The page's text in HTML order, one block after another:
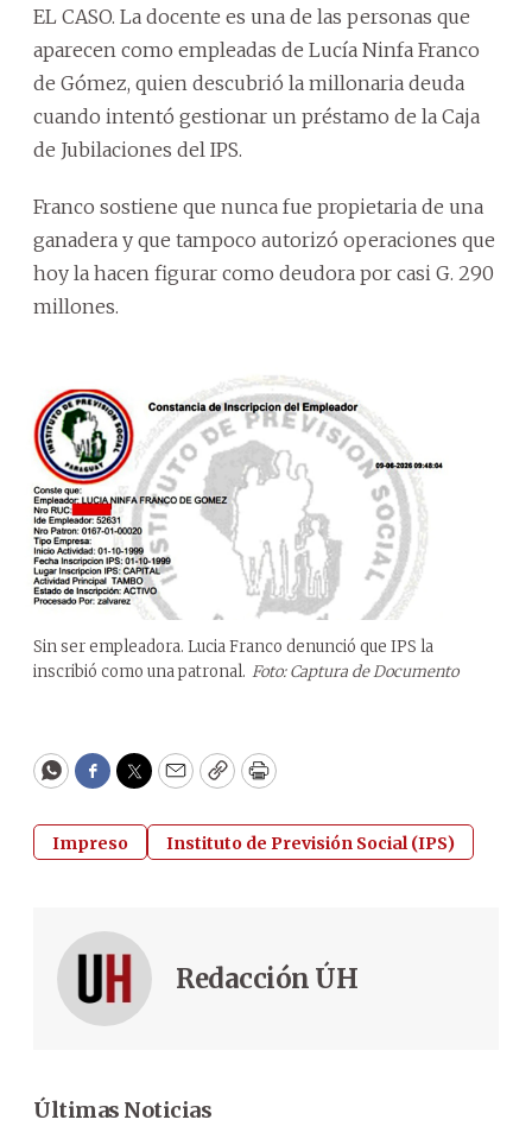
EL CASO. La docente es una de las personas que
aparecen como empleadas de Lucía Ninfa Franco
de Gómez, quien descubrió la millonaria deuda
cuando intentó gestionar un préstamo de la Caja
de Jubilaciones del IPS.
Franco sostiene que nunca fue propietaria de una
ganadera y que tampoco autorizó operaciones que
hoy la hacen figurar como deudora por casi G. 290
millones.
Sin ser empleadora. Lucia Franco denunció que IPS la
inscribió como una patronal. Foto: Captura de Documento
WhatsApp
Facebook
Twitter
EmailCopyPrint
Impreso Instituto de Previsión Social (IPS)
Redacción ÚH
Últimas Noticias